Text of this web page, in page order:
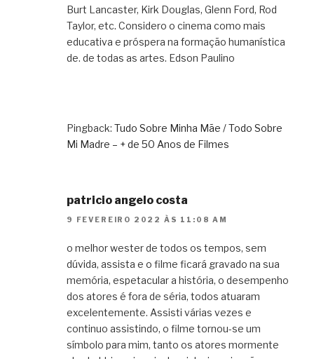
Burt Lancaster, Kirk Douglas, Glenn Ford, Rod
Taylor, etc. Considero o cinema como mais
educativa e próspera na formação humanística
de. de todas as artes. Edson Paulino
Pingback: Tudo Sobre Minha Mãe / Todo Sobre
Mi Madre – + de 50 Anos de Filmes
patricio angelo costa
9 FEVEREIRO 2022 ÀS 11:08 AM
o melhor wester de todos os tempos, sem
dúvida, assista e o filme ficará gravado na sua
memória, espetacular a história, o desempenho
dos atores é fora de séria, todos atuaram
excelentemente. Assisti várias vezes e
continuo assistindo, o filme tornou-se um
símbolo para mim, tanto os atores mormente